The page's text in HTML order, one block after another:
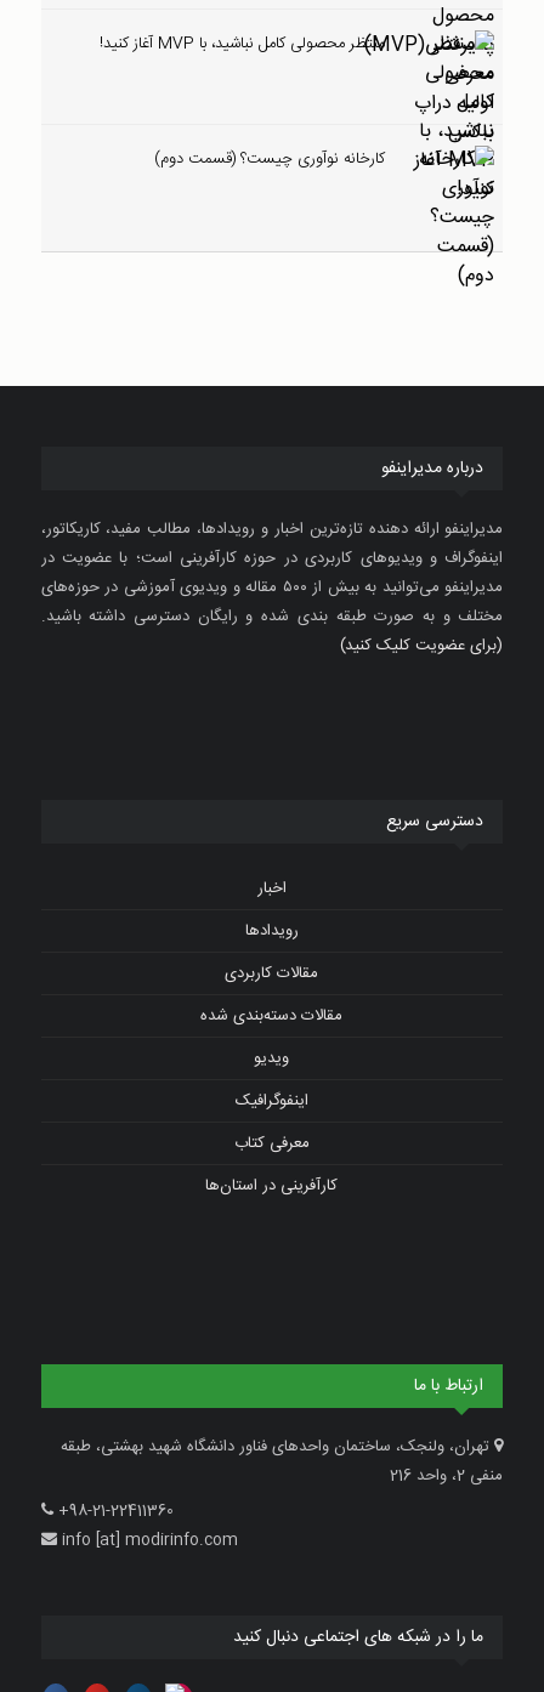
منتظر محصولی کامل نباشید، با MVP آغاز کنید!
کارخانه نوآوری چیست؟ (قسمت دوم)
درباره مدیراینفو
مدیراینفو ارائه دهنده تازه‌ترین اخبار و رویدادها، مطالب مفید، کاریکاتور،
اینفوگراف و ویدیوهای کاربردی در حوزه کارآفرینی است؛ با عضویت در
مدیراینفو می‌توانید به بیش از ۵۰۰ مقاله و ویدیوی آموزشی در حوزه‌های
مختلف و به صورت طبقه بندی شده و رایگان دسترسی داشته باشید.
(برای عضویت کلیک کنید)
دسترسی سریع
اخبار
رویدادها
مقالات کاربردی
مقالات دسته‌بندی شده
ویدیو
اینفوگرافیک
معرفی کتاب
کارآفرینی در استان‌ها
ارتباط با ما
تهران، ولنجک، ساختمان واحدهای فناور دانشگاه شهید بهشتی، طبقه
منفی 2، واحد 216
+98-21-22411360
info [at] modirinfo.com
ما را در شبکه های اجتماعی دنبال کنید